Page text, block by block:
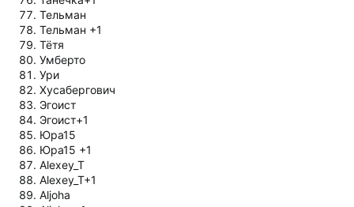
Тельман
Тельман +1
Тётя
Умберто
Ури
Хусабергович
Эгоист
Эгоист+1
Юра15
Юра15 +1
Alexey_T
Alexey_T+1
Aljoha